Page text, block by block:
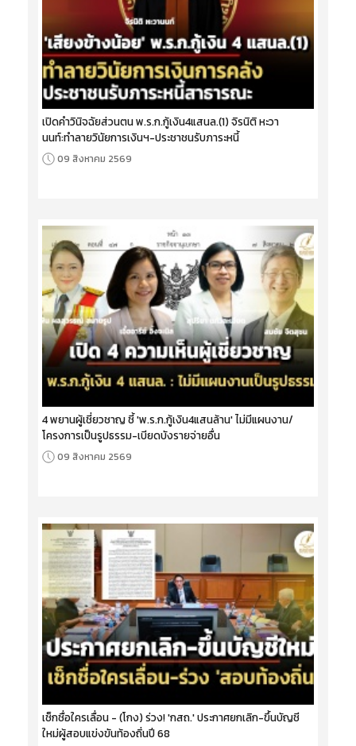
เปิดคำวินิจฉัยส่วนตน พ.ร.ก.กู้เงิน4แสนล.(1) จิรนิติ หะวา
นนท์:ทำลายวินัยการเงินฯ-ประชาชนรับภาระหนี้
09 สิงหาคม 2569
4 พยานผู้เชี่ยวชาญ ชี้ 'พ.ร.ก.กู้เงิน4แสนล้าน' ไม่มีแผนงาน/
โครงการเป็นรูปธรรม-เบียดบังรายจ่ายอื่น
09 สิงหาคม 2569
เช็กชื่อใครเลื่อน - (โกง) ร่วง! 'กสถ.' ประกาศยกเลิก-ขึ้นบัญชี
ใหม่ผู้สอบแข่งขันท้องถิ่นปี 68